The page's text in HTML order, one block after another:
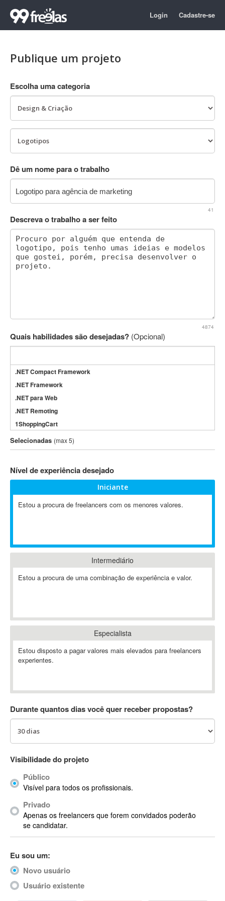
Login Cadastre-se
Publique um projeto
Escolha uma categoria
Dê um nome para o trabalho
41
Descreva o trabalho a ser feito
4874
Quais habilidades são desejadas? (Opcional)
.NET Compact Framework
.NET Framework
.NET para Web
.NET Remoting
1ShoppingCart
3DS Max
3GSM
802.11
A-GPS
ABAP
Abaqus
ABBYY FineReader
Ableton
Ableton Push
Abstract
AC3
ACID Pro
ACPI
Acrobat
Acrobat X
Acronis
ACT
Actimize
ActionScript
ActionScript 3
Selecionadas (max 5)
Nível de experiência desejado
Iniciante
Estou a procura de freelancers com os menores valores.
Intermediário
Estou a procura de uma combinação de experiência e valor.
Especialista
Estou disposto a pagar valores mais elevados para freelancers
experientes.
Durante quantos dias você quer receber propostas?
Visibilidade do projeto
Público
Visível para todos os profissionais.
Privado
Apenas os freelancers que forem convidados poderão
se candidatar.
Eu sou um:
Novo usuário
Usuário existente